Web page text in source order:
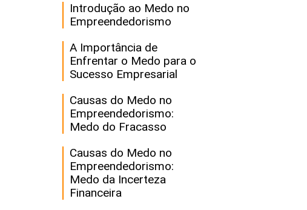
Introdução ao Medo no
Empreendedorismo
A Importância de
Enfrentar o Medo para o
Sucesso Empresarial
Causas do Medo no
Empreendedorismo:
Medo do Fracasso
Causas do Medo no
Empreendedorismo:
Medo da Incerteza
Financeira